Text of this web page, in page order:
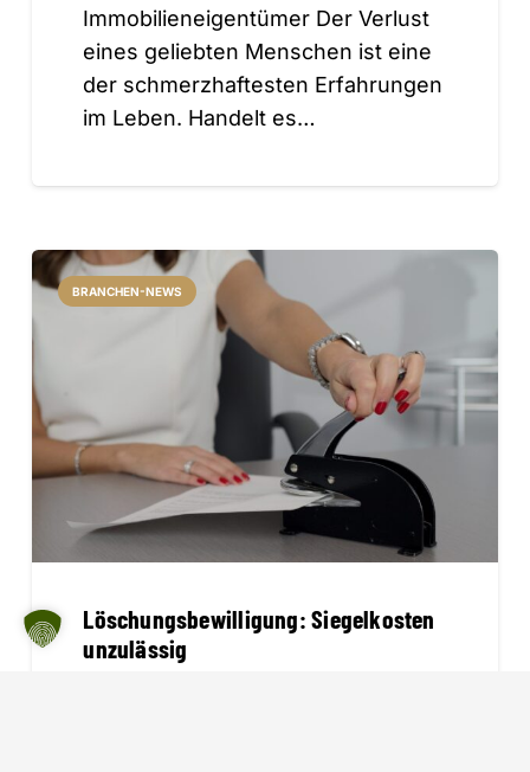
Immobilieneigentümer Der Verlust
eines geliebten Menschen ist eine
der schmerzhaftesten Erfahrungen
im Leben. Handelt es…
BRANCHEN-NEWS
Löschungsbewilligung: Siegelkosten
unzulässig